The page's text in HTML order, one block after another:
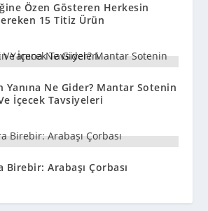
Özen Gösteren Herkesin
15 Titiz Ürün
Ne Gider? Mantar Sotenin
İçecek Tavsiyeleri
Birebir: Arabaşı Çorbası